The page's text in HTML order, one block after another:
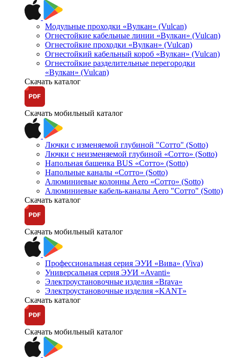
Модульные проходки «Вулкан» (Vulcan)
Огнестойкие кабельные линии «Вулкан» (Vulcan)
Огнестойкие проходки «Вулкан» (Vulcan)
Огнестойкий кабельный короб «Вулкан» (Vulcan)
Огнестойкие разделительные перегородки
«Вулкан» (Vulcan)
Скачать каталог
Скачать мобильный каталог
Лючки с изменяемой глубиной "Сотто" (Sotto)
Лючки с неизменяемой глубиной «Сотто» (Sotto)
Напольная башенка BUS «Сотто» (Sotto)
Напольные каналы «Сотто» (Sotto)
Алюминиевые колонны Aero «Сотто» (Sotto)
Алюминиевые кабель-каналы Aero "Сотто" (Sotto)
Скачать каталог
Скачать мобильный каталог
Профессиональная серия ЭУИ «Вива» (Viva)
Универсальная серия ЭУИ «Avanti»
Электроустановочные изделия «Brava»
Электроустановочные изделия «KANT»
Скачать каталог
Скачать мобильный каталог